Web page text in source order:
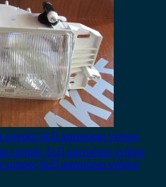
δεξί καινούριο γνήσιο
δεξί καινούριο γνήσιο